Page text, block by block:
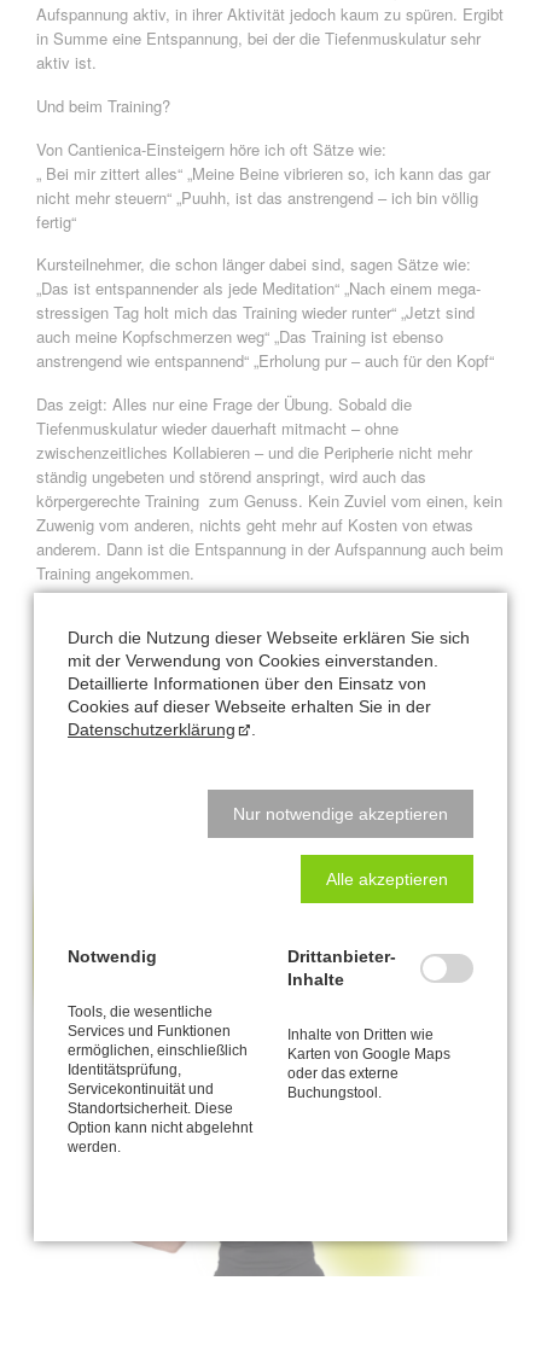
Aufspannung aktiv, in ihrer Aktivität jedoch kaum zu spüren. Ergibt
in Summe eine Entspannung, bei der die Tiefenmuskulatur sehr
aktiv ist.
Und beim Training?
Von Cantienica-Einsteigern höre ich oft Sätze wie:
„ Bei mir zittert alles“ „Meine Beine vibrieren so, ich kann das gar
nicht mehr steuern“ „Puuhh, ist das anstrengend – ich bin völlig
fertig“
Kursteilnehmer, die schon länger dabei sind, sagen Sätze wie:
„Das ist entspannender als jede Meditation“ „Nach einem mega-
stressigen Tag holt mich das Training wieder runter“ „Jetzt sind
auch meine Kopfschmerzen weg“ „Das Training ist ebenso
anstrengend wie entspannend“ „Erholung pur – auch für den Kopf“
Das zeigt: Alles nur eine Frage der Übung. Sobald die
Tiefenmuskulatur wieder dauerhaft mitmacht – ohne
zwischenzeitliches Kollabieren – und die Peripherie nicht mehr
ständig ungebeten und störend anspringt, wird auch das
körpergerechte Training zum Genuss. Kein Zuviel vom einen, kein
Zuwenig vom anderen, nichts geht mehr auf Kosten von etwas
anderem. Dann ist die Entspannung in der Aufspannung auch beim
Training angekommen.
Nataly Leufgen
Zurück
Durch die Nutzung dieser Webseite erklären Sie sich
mit der Verwendung von Cookies einverstanden.
Detaillierte Informationen über den Einsatz von
Cookies auf dieser Webseite erhalten Sie in der
Datenschutzerklärung
Nur notwendige akzeptieren
Alle akzeptieren
Notwendig
Tools, die wesentliche
Services und Funktionen
ermöglichen, einschließlich
Identitätsprüfung,
Servicekontinuität und
Standortsicherheit. Diese
Option kann nicht abgelehnt
werden.
Drittanbieter-
Inhalte
Inhalte von Dritten wie
Karten von Google Maps
oder das externe
Buchungstool.